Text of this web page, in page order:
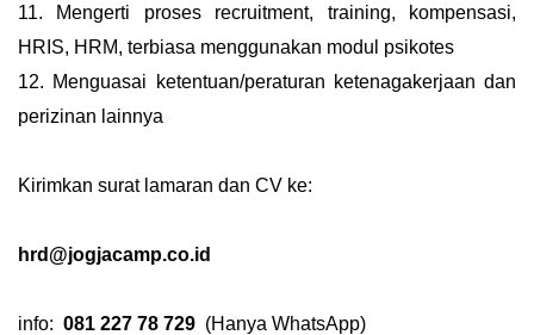
11. Mengerti proses recruitment, training, kompensasi,
HRIS, HRM, terbiasa menggunakan modul psikotes
12. Menguasai ketentuan/peraturan ketenagakerjaan dan
perizinan lainnya
Kirimkan surat lamaran dan CV ke:
hrd@jogjacamp.co.id
info: 081 227 78 729 (Hanya WhatsApp)